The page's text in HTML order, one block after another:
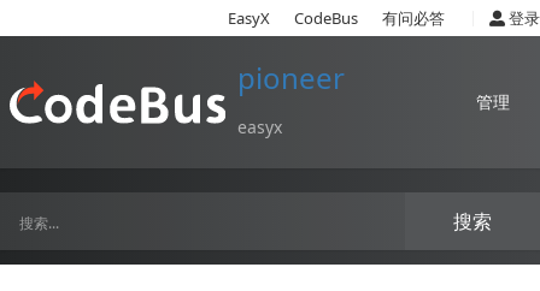
EasyX CodeBus 有问必答 登录
pioneer
easyx
管理
搜索